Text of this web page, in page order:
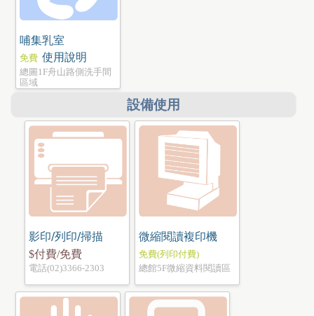
哺集乳室
免費 使用說明
總圖1F舟山路側洗手間
區域
設備使用
影印/列印/掃描
$付費/免費
電話(02)3366-2303
微縮閱讀複印機
免費(列印付費)
總館5F微縮資料閱讀區